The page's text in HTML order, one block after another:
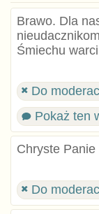
Brawo. Dla
Śmiechu
Do
Pokaż ten
Chryste Panie
Do